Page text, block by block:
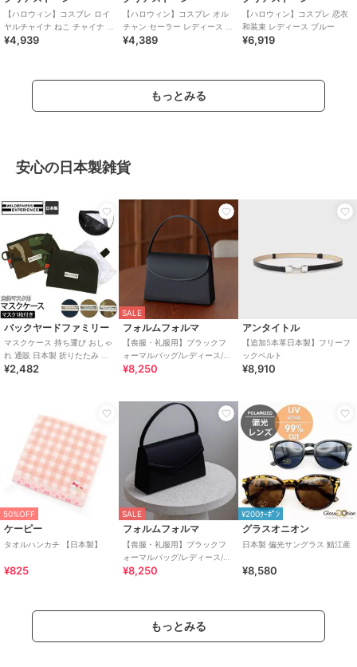
【ハロウィン】コスプレ ロイ
ヤルチャイナ ねこ チャイナ ス
イート レディース ホワイト
¥4,939
【ハロウィン】コスプレ オル
チャン セーラー レディース ネ
イビー
¥4,389
【ハロウィン】コスプレ 恋衣
和装束 レディース ブルー
¥6,919
もっとみる
安心の日本製雑貨
バックヤードファミリー
マスクケース 持ち運び おしゃ
れ 通販 日本製 折りたたみ メ
ンズ 携帯 予備 マスク かっこ
¥2,482
SALE
フォルムフォルマ
【喪服・礼服用】ブラックフ
ォーマルバッグ/レディース/日
本製/葬式/冠婚葬祭/夏/お受験
¥8,250
アンタイトル
【追加5本革日本製】フリーフ
ックベルト
¥8,910
50%OFF
ケーピー
タオルハンカチ 【日本製】
¥825
SALE
フォルムフォルマ
【喪服・礼服用】ブラックフ
ォーマルバッグ/レディース/日
本製/葬式/冠婚葬祭/夏
¥8,250
¥200ｸｰﾎﾟﾝ
グラスオニオン
日本製 偏光サングラス 鯖江産
¥8,580
もっとみる